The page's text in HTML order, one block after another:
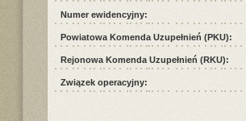
Numer ewidencyjny:
Powiatowa Komenda Uzupełnień (PKU):
Rejonowa Komenda Uzupełnień (RKU):
Związek operacyjny: